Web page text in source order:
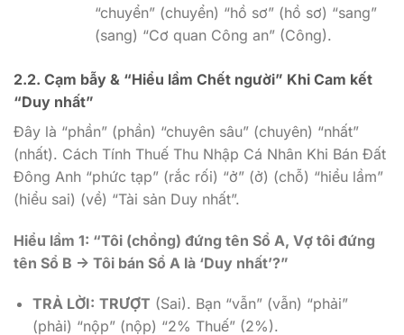
“chuyển” (chuyển) “hồ sơ” (hồ sơ) “sang”
(sang) “Cơ quan Công an” (Công).
2.2. Cạm bẫy & “Hiểu lầm Chết người” Khi Cam kết
“Duy nhất”
Đây là “phần” (phần) “chuyên sâu” (chuyên) “nhất”
(nhất). Cách Tính Thuế Thu Nhập Cá Nhân Khi Bán Đất
Đông Anh “phức tạp” (rắc rối) “ở” (ở) (chỗ) “hiểu lầm”
(hiểu sai) (về) “Tài sản Duy nhất”.
Hiểu lầm 1: “Tôi (chồng) đứng tên Sổ A, Vợ tôi đứng
tên Sổ B -> Tôi bán Sổ A là ‘Duy nhất’?”
TRẢ LỜI: TRƯỢT (Sai). Bạn “vẫn” (vẫn) “phải”
(phải) “nộp” (nộp) “2% Thuế” (2%).